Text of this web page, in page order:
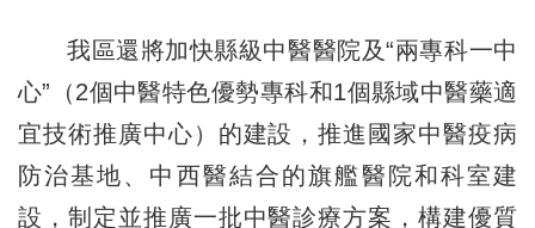
我區還將加快縣級中醫醫院及“兩專科一中
心”（2個中醫特色優勢專科和1個縣域中醫藥適
宜技術推廣中心）的建設，推進國家中醫疫病
防治基地、中西醫結合的旗艦醫院和科室建
設，制定並推廣一批中醫診療方案，構建優質